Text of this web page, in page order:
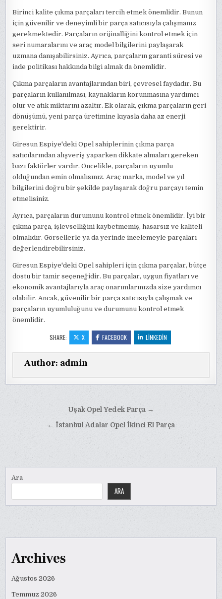
Birinci kalite çıkma parçaları tercih etmek önemlidir. Bunun
için güvenilir ve deneyimli bir parça satıcısıyla çalışmanız
gerekmektedir. Parçaların orijinalliğini kontrol etmek için
seri numaralarını ve araç model bilgilerini paylaşarak
uzmana danışabilirsiniz. Ayrıca, parçaların garanti süresi ve
iade politikası hakkında bilgi almak da önemlidir.
Çıkma parçaların avantajlarından biri, çevresel faydadır. Bu
parçaların kullanılması, kaynakların korunmasına yardımcı
olur ve atık miktarını azaltır. Ek olarak, çıkma parçaların geri
dönüşümü, yeni parça üretimine kıyasla daha az enerji
gerektirir.
Giresun Espiye'deki Opel sahiplerinin çıkma parça
satıcılarından alışveriş yaparken dikkate almaları gereken
bazı faktörler vardır. Öncelikle, parçaların uyumlu
olduğundan emin olmalısınız. Araç marka, model ve yıl
bilgilerini doğru bir şekilde paylaşarak doğru parçayı temin
etmelisiniz.
Ayrıca, parçaların durumunu kontrol etmek önemlidir. İyi bir
çıkma parça, işlevselliğini kaybetmemiş, hasarsız ve kaliteli
olmalıdır. Görsellerle ya da yerinde incelemeyle parçaları
değerlendirebilirsiniz.
Giresun Espiye'deki Opel sahipleri için çıkma parçalar, bütçe
dostu bir tamir seçeneğidir. Bu parçalar, uygun fiyatları ve
ekonomik avantajlarıyla araç onarımlarınızda size yardımcı
olabilir. Ancak, güvenilir bir parça satıcısıyla çalışmak ve
parçaların uyumluluğunu ve durumunu kontrol etmek
önemlidir.
SHARE: X FACEBOOK LINKEDIN
Author: admin
gezinmesi
Uşak Opel Yedek Parça →
← İstanbul Adalar Opel İkinci El Parça
Ara
ARA
Archives
Ağustos 2026
Temmuz 2026